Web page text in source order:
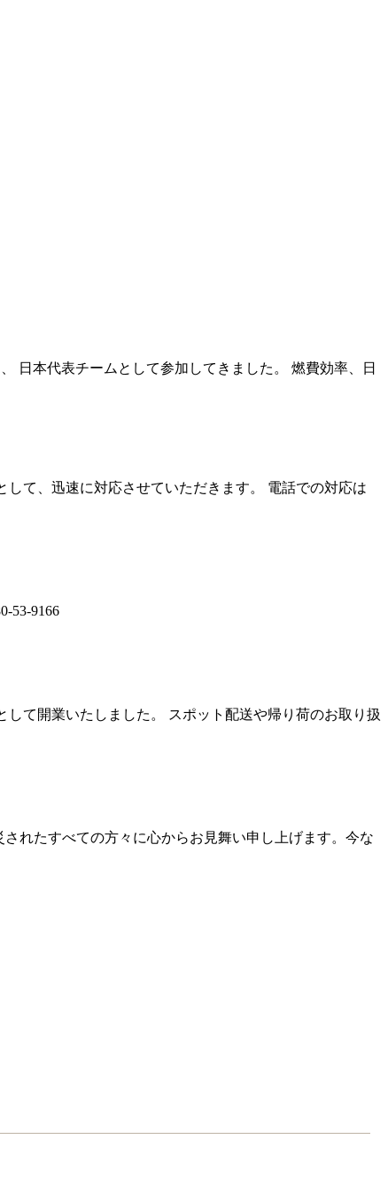
日本代表チームとして参加してきました。 燃費効率、日
て、迅速に対応させていただきます。 電話での対応は
53-9166
て開業いたしました。 スポット配送や帰り荷のお取り扱
れたすべての方々に心からお見舞い申し上げます。今な